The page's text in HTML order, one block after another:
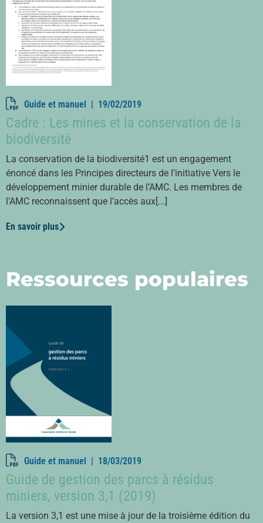
Guide et manuel | 19/02/2019
Cadre : Les mines et la conservation de la
biodiversité
La conservation de la biodiversité1 est un engagement
énoncé dans les Principes directeurs de l’initiative Vers le
développement minier durable de l’AMC. Les membres de
l’AMC reconnaissent que l’accès aux[...]
En savoir plus
Ressources populaires
Guide et manuel | 18/03/2019
Guide de gestion des parcs à résidus
miniers, version 3,1 (2019)
La version 3,1 est une mise à jour de la troisième édition du